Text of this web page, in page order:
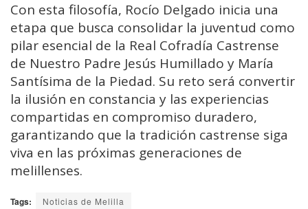
Con esta filosofía, Rocío Delgado inicia una
etapa que busca consolidar la juventud como
pilar esencial de la Real Cofradía Castrense
de Nuestro Padre Jesús Humillado y María
Santísima de la Piedad. Su reto será convertir
la ilusión en constancia y las experiencias
compartidas en compromiso duradero,
garantizando que la tradición castrense siga
viva en las próximas generaciones de
melillenses.
Tags: Noticias de Melilla